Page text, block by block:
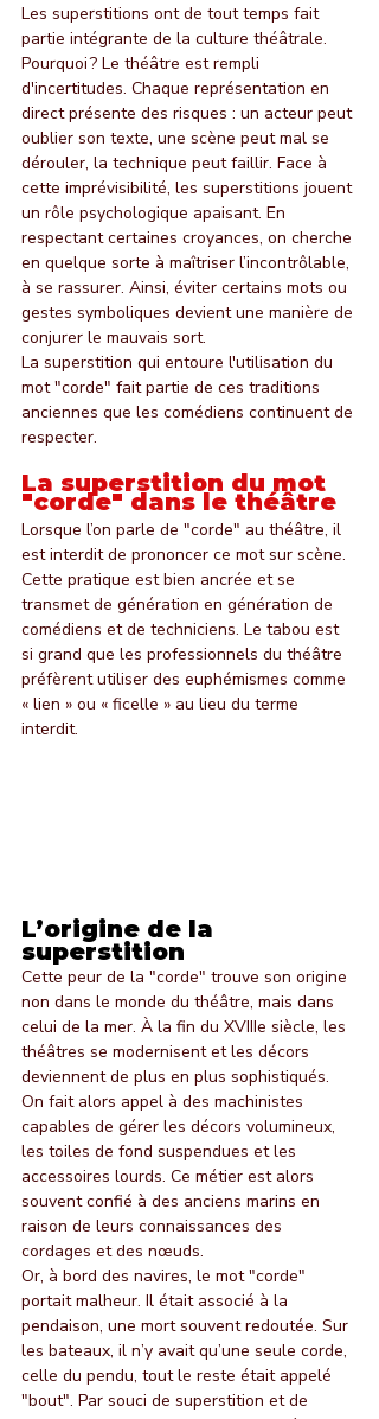
Les superstitions ont de tout temps fait
partie intégrante de la culture théâtrale.
Pourquoi ? Le théâtre est rempli
d'incertitudes. Chaque représentation en
direct présente des risques : un acteur peut
oublier son texte, une scène peut mal se
dérouler, la technique peut faillir. Face à
cette imprévisibilité, les superstitions jouent
un rôle psychologique apaisant. En
respectant certaines croyances, on cherche
en quelque sorte à maîtriser l’incontrôlable,
à se rassurer. Ainsi, éviter certains mots ou
gestes symboliques devient une manière de
conjurer le mauvais sort.
La superstition qui entoure l'utilisation du
mot "corde" fait partie de ces traditions
anciennes que les comédiens continuent de
respecter.
La superstition du mot
"corde" dans le théâtre
Lorsque l’on parle de "corde" au théâtre, il
est interdit de prononcer ce mot sur scène.
Cette pratique est bien ancrée et se
transmet de génération en génération de
comédiens et de techniciens. Le tabou est
si grand que les professionnels du théâtre
préfèrent utiliser des euphémismes comme
« lien » ou « ficelle » au lieu du terme
interdit.
L’origine de la
superstition
Cette peur de la "corde" trouve son origine
non dans le monde du théâtre, mais dans
celui de la mer. À la fin du XVIIIe siècle, les
théâtres se modernisent et les décors
deviennent de plus en plus sophistiqués.
On fait alors appel à des machinistes
capables de gérer les décors volumineux,
les toiles de fond suspendues et les
accessoires lourds. Ce métier est alors
souvent confié à des anciens marins en
raison de leurs connaissances des
cordages et des nœuds.
Or, à bord des navires, le mot "corde"
portait malheur. Il était associé à la
pendaison, une mort souvent redoutée. Sur
les bateaux, il n’y avait qu’une seule corde,
celle du pendu, tout le reste était appelé
"bout". Par souci de superstition et de